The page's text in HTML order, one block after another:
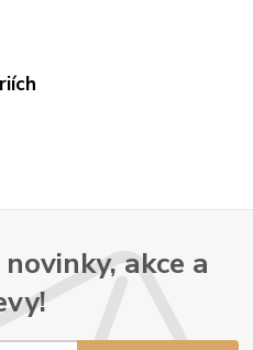
akce a